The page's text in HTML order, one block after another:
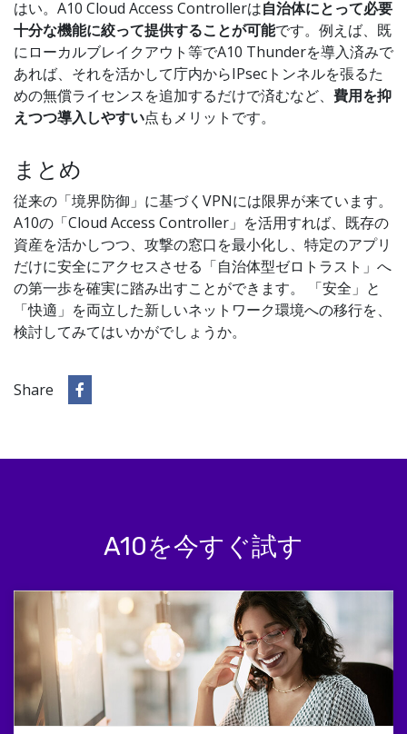
はい。A10 Cloud Access Controllerは自治体にとって必要
十分な機能に絞って提供することが可能です。例えば、既
にローカルブレイクアウト等でA10 Thunderを導入済みで
あれば、それを活かして庁内からIPsecトンネルを張るた
めの無償ライセンスを追加するだけで済むなど、 費用を抑
えつつ導入しやすい点もメリットです。
まとめ
従来の「境界防御」に基づくVPNには限界が来ています。
A10の「Cloud Access Controller」を活用すれば、既存の
資産を活かしつつ、攻撃の窓口を最小化し、特定のアプリ
だけに安全にアクセスさせる「自治体型ゼロトラスト」へ
の第一歩を確実に踏み出すことができます。 「安全」と
「快適」を両立した新しいネットワーク環境への移行を、
検討してみてはいかがでしょうか。
Share
A10を今すぐ試す